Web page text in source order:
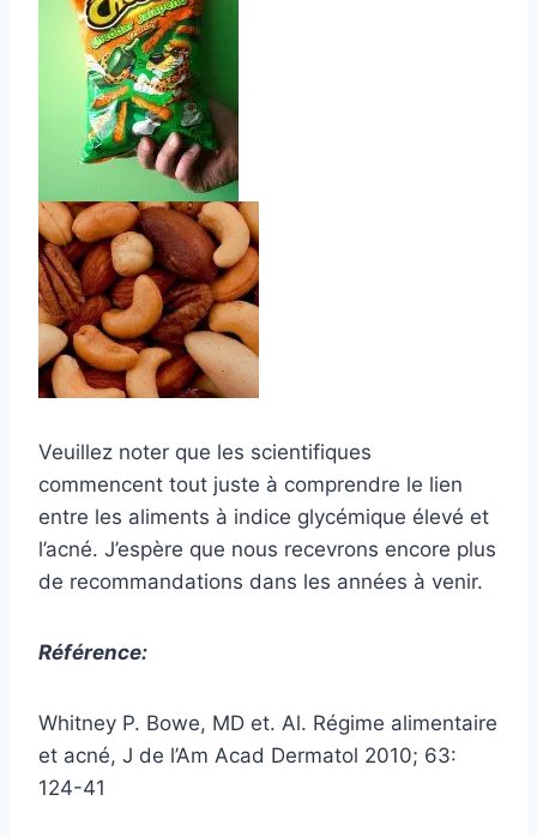
Veuillez noter que les scientifiques
commencent tout juste à comprendre le lien
entre les aliments à indice glycémique élevé et
l’acné. J’espère que nous recevrons encore plus
de recommandations dans les années à venir.
Référence:
Whitney P. Bowe, MD et. Al. Régime alimentaire
et acné, J de l’Am Acad Dermatol 2010; 63:
124-41